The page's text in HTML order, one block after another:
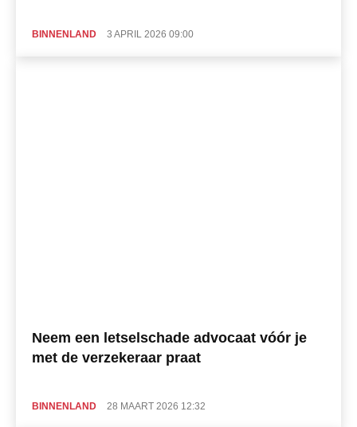
BINNENLAND 3 APRIL 2026 09:00
Neem een letselschade advocaat vóór je
met de verzekeraar praat
BINNENLAND 28 MAART 2026 12:32